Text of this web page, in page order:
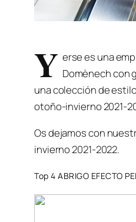
Y erse es una
Domènech con
una colección de
otoño-invierno 2021-
Os dejamos con
invierno 2021-2022.
Top 4 ABRIGO EFECTO